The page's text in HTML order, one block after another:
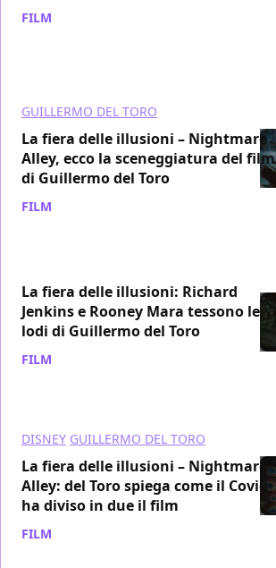
FILM
GUILLERMO DEL TORO
La fiera delle illusioni – Nightmare
Alley, ecco la sceneggiatura del film
di Guillermo del Toro
FILM
La fiera delle illusioni: Richard
Jenkins e Rooney Mara tessono le
lodi di Guillermo del Toro
FILM
DISNEY GUILLERMO DEL TORO
La fiera delle illusioni – Nightmare
Alley: del Toro spiega come il Covid
ha diviso in due il film
FILM